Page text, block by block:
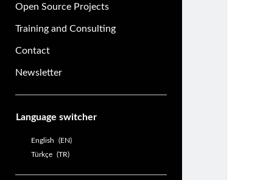
Open Source Projects
Training and Consulting
Contact
Newsletter
Language switcher
English
EN
Türkçe
TR